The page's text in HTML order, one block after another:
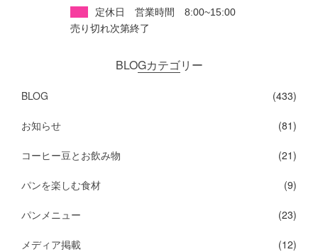
定休日 営業時間 8:00~15:00
売り切れ次第終了
BLOGカテゴリー
BLOG (433)
お知らせ (81)
コーヒー豆とお飲み物 (21)
パンを楽しむ食材 (9)
パンメニュー (23)
メディア掲載 (12)